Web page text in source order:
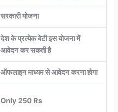
सरकारी योजना
देश के प्रत्येक बेटी इस योजना में
आवेदन कर सकती है
ऑफलाइन माध्यम से आवेदन करना होगा
Only 250 Rs